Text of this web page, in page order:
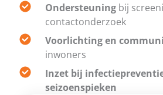
Ondersteuning bij
contactonderzoek
Voorlichting en
inwoners
Inzet bij
seizoenspieken